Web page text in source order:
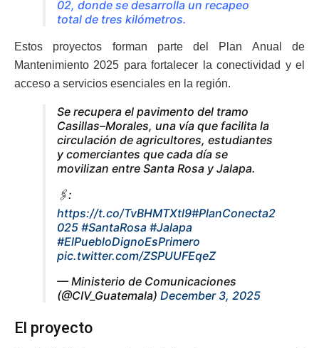
02, donde se desarrolla un recapeo
total de tres kilómetros.
Estos proyectos forman parte del Plan Anual de
Mantenimiento 2025 para fortalecer la conectividad y el
acceso a servicios esenciales en la región.
Se recupera el pavimento del tramo
Casillas–Morales, una vía que facilita la
circulación de agricultores, estudiantes
y comerciantes que cada día se
movilizan entre Santa Rosa y Jalapa.
🖇️:
https://t.co/TvBHMTXtl9#PlanConecta2
025 #SantaRosa #Jalapa
#ElPuebloDignoEsPrimero
pic.twitter.com/ZSPUUFEqeZ
— Ministerio de Comunicaciones
(@CIV_Guatemala) December 3, 2025
El proyecto